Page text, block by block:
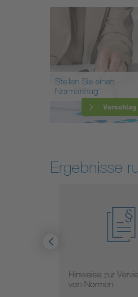
Stellen Sie einen
Normantrag
Vorschlag
Ergebnisse
Hinweise zur
von Normen